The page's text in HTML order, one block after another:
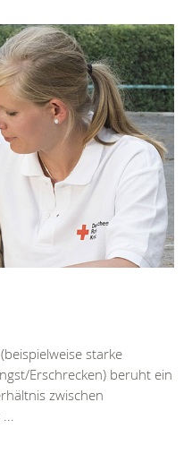
starke
Erschrecken) beruht ein
zwischen